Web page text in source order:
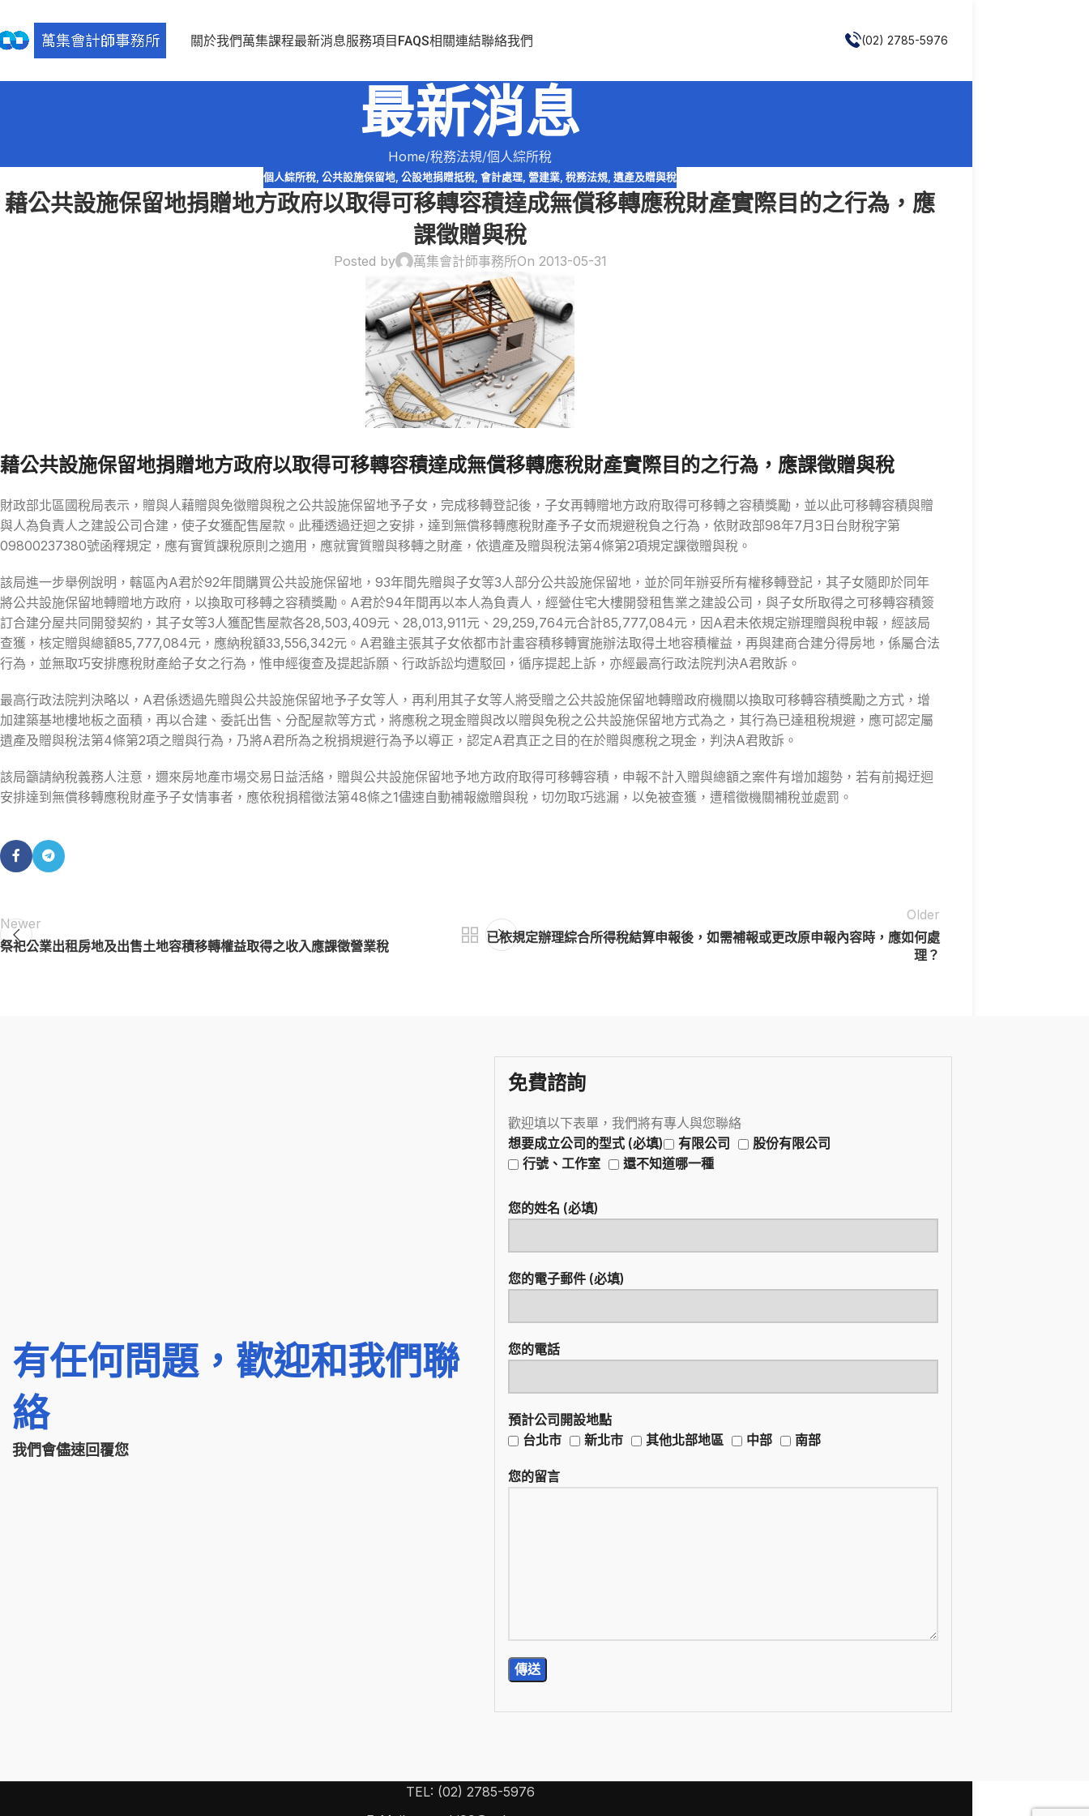
關於我們萬集課程最新消息服務項目 FAQS相關連結聯絡我們 (02) 2785-5976
最新消息
Home 稅務法規 個人綜所稅
個人綜所稅, 公共設施保留地, 公設地捐贈抵稅, 會計處理, 營建業, 稅務法規, 遺產及贈與稅
藉公共設施保留地捐贈地方政府以取得可移轉容積達成無償移轉應稅財產實際目的之行為，應
課徵贈與稅
Posted by 萬集會計師事務所On 2013-05-31
藉公共設施保留地捐贈地方政府以取得可移轉容積達成無償移轉應稅財產實際目的之行為，應課徵贈與稅
財政部北區國稅局表示，贈與人藉贈與免徵贈與稅之公共設施保留地予子女，完成移轉登記後，子女再轉贈地方政府取得可移轉之容積獎勵，並以此可移轉容積與贈
與人為負責人之建設公司合建，使子女獲配售屋款。此種透過迂迴之安排，達到無償移轉應稅財產予子女而規避稅負之行為，依財政部98年7月3日台財稅字第
09800237380號函釋規定，應有實質課稅原則之適用，應就實質贈與移轉之財產，依遺產及贈與稅法第4條第2項規定課徵贈與稅。
該局進一步舉例說明，轄區內A君於92年間購買公共設施保留地，93年間先贈與子女等3人部分公共設施保留地，並於同年辦妥所有權移轉登記，其子女隨即於同年
將公共設施保留地轉贈地方政府，以換取可移轉之容積獎勵。A君於94年間再以本人為負責人，經營住宅大樓開發租售業之建設公司，與子女所取得之可移轉容積簽
訂合建分屋共同開發契約，其子女等3人獲配售屋款各28,503,409元、28,013,911元、29,259,764元合計85,777,084元，因A君未依規定辦理贈與稅申報，經該局
查獲，核定贈與總額85,777,084元，應納稅額33,556,342元。A君雖主張其子女依都市計畫容積移轉實施辦法取得土地容積權益，再與建商合建分得房地，係屬合法
行為，並無取巧安排應稅財產給子女之行為，惟申經復查及提起訴願、行政訴訟均遭駁回，循序提起上訴，亦經最高行政法院判決A君敗訴。
最高行政法院判決略以，A君係透過先贈與公共設施保留地予子女等人，再利用其子女等人將受贈之公共設施保留地轉贈政府機關以換取可移轉容積獎勵之方式，增
加建築基地樓地板之面積，再以合建、委託出售、分配屋款等方式，將應稅之現金贈與改以贈與免稅之公共設施保留地方式為之，其行為已達租稅規避，應可認定屬
遺產及贈與稅法第4條第2項之贈與行為，乃將A君所為之稅捐規避行為予以導正，認定A君真正之目的在於贈與應稅之現金，判決A君敗訴。
該局籲請納稅義務人注意，邇來房地產市場交易日益活絡，贈與公共設施保留地予地方政府取得可移轉容積，申報不計入贈與總額之案件有增加趨勢，若有前揭迂迴
安排達到無償移轉應稅財產予子女情事者，應依稅捐稽徵法第48條之1儘速自動補報繳贈與稅，切勿取巧逃漏，以免被查獲，遭稽徵機關補稅並處罰。
Newer
祭祀公業出租房地及出售土地容積移轉權益取得之收入應課徵營業稅
Older
已依規定辦理綜合所得稅結算申報後，如需補報或更改原申報內容時，應如何處
理？
有任何問題，歡迎和我們聯
絡
我們會儘速回覆您
免費諮詢
歡迎填以下表單，我們將有專人與您聯絡
想要成立公司的型式 (必填)
有限公司
股份有限公司
行號、工作室
還不知道哪一種
您的姓名 (必填)
您的電子郵件 (必填)
您的電話
預計公司開設地點
台北市
新北市 其他北部地區 中部 南部
您的留言
TEL: (02) 2785-5976